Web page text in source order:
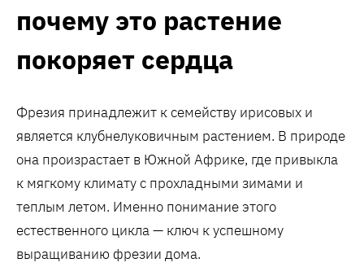
почему это растение
покоряет сердца
Фрезия принадлежит к семейству ирисовых и
является клубнелуковичным растением. В природе
она произрастает в Южной Африке, где привыкла
к мягкому климату с прохладными зимами и
теплым летом. Именно понимание этого
естественного цикла — ключ к успешному
выращиванию фрезии дома.